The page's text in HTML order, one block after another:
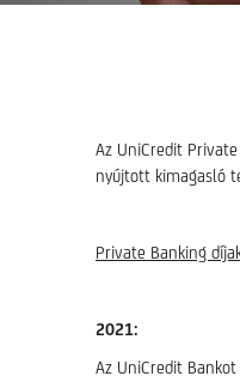
Az UniCredit
nyújtott kimagasló
Private Banking
2021:
Az UniCredit